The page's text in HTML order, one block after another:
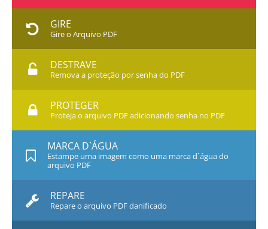
GIRE
Gire o Arquivo PDF
DESTRAVE
Remova a proteção por senha do PDF
PROTEGER
Proteja o arquivo PDF adicionando senha no PDF
MARCA D`ÁGUA
Estampe uma imagem como uma marca d`água do
arquivo PDF
REPARE
Repare o arquivo PDF danificado